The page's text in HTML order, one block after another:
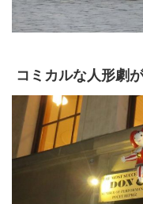
コミカルな人形劇